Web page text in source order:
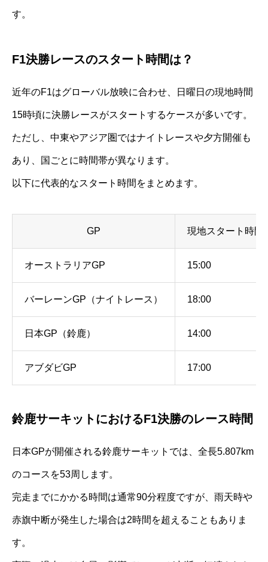
す。
F1決勝レースのスタート時間は？
近年のF1はグローバル放映に合わせ、日曜日の現地時間
15時頃に決勝レースがスタートするケースが多いです。
ただし、中東やアジア圏ではナイトレースや夕方開催も
あり、国ごとに時間帯が異なります。
以下に代表的なスタート時間をまとめます。
GP 現地スタート時間
オーストラリアGP 15:00
バーレーンGP（ナイトレース） 18:00
日本GP（鈴鹿） 14:00
アブダビGP 17:00
鈴鹿サーキットにおけるF1決勝のレース時間
日本GPが開催される鈴鹿サーキットでは、全長5.807km
のコースを53周します。
完走までにかかる時間は通常90分程度ですが、雨天時や
赤旗中断が発生した場合は2時間を超えることもありま
す。